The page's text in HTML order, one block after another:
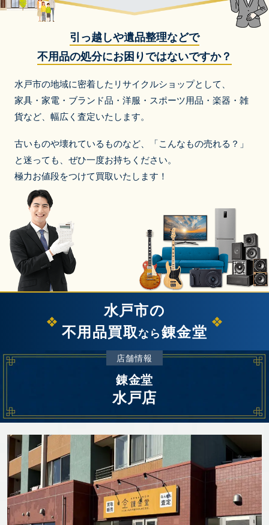
引っ越しや遺品整理などで
不用品の処分にお困りではないですか？
水戸市の地域に密着したリサイクルショップとして、
家具・家電・ブランド品・洋服・スポーツ用品・楽器・雑
貨など、 幅広く査定いたします。
古いものや壊れているものなど、「こんなもの売れる？」
と迷っても、ぜひ一度お持ちください。
極力お値段をつけて買取いたします！
水戸市の
不用品買取なら 錬金堂
店舗情報
錬金堂
水戸店